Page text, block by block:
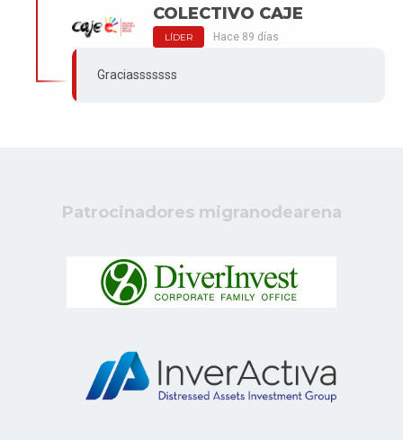
COLECTIVO CAJE
LÍDER Hace 89 días
Graciasssssss
Patrocinadores migranodearena